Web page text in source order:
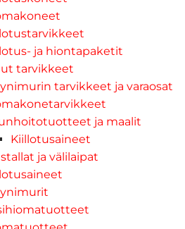
ja hiontapaketit
tarvikkeet
tarvikkeet ja varaosat
ja maalit
Kiillotusaineet
ja välilaipat